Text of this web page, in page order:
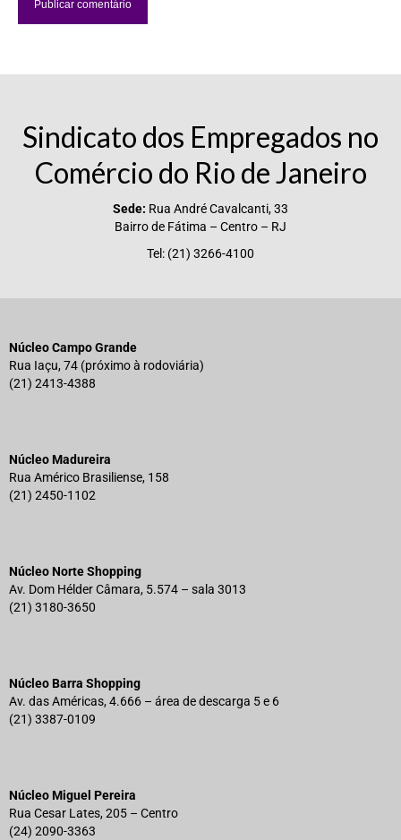
Sindicato dos Empregados no
Comércio do Rio de Janeiro
Sede: Rua André Cavalcanti, 33
Bairro de Fátima – Centro – RJ
Tel: (21) 3266-4100
Núcleo Campo Grande
Rua Iaçu, 74 (próximo à rodoviária)
(21) 2413-4388
Núcleo Madureira
Rua Américo Brasiliense, 158
(21) 2450-1102
Núcleo Norte Shopping
Av. Dom Hélder Câmara, 5.574 – sala 3013
(21) 3180-3650
Núcleo Barra Shopping
Av. das Américas, 4.666 – área de descarga 5 e 6
(21) 3387-0109
Núcleo Miguel Pereira
Rua Cesar Lates, 205 – Centro
(24) 2090-3363